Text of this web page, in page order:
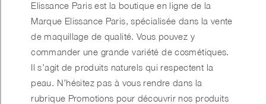
Elissance Paris est la boutique en ligne de la
Marque Elissance Paris, spécialisée dans la vente
de maquillage de qualité. Vous pouvez y
commander une grande variété de cosmétiques.
Il s’agit de produits naturels qui respectent la
peau. N’hésitez pas à vous rendre dans la
rubrique Promotions pour découvrir nos produits